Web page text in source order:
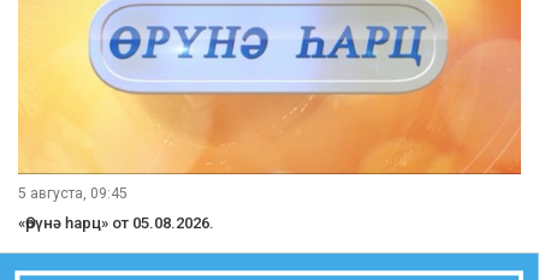
5 августа, 09:45
«Өрүнә һарц» от 05.08.2026.